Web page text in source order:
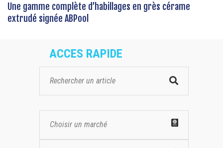
Une gamme complète d’habillages en grès cérame
extrudé signée ABPool
ACCES RAPIDE
Choisir un marché